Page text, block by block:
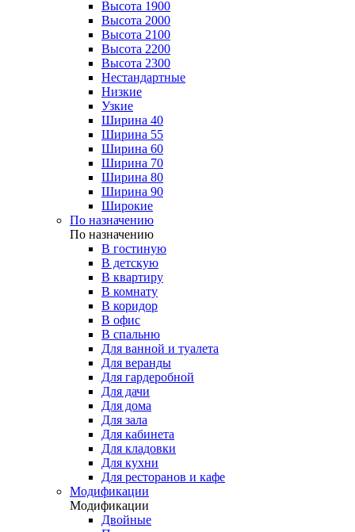
Высота 1900
Высота 2000
Высота 2100
Высота 2200
Высота 2300
Нестандартные
Низкие
Узкие
Ширина 40
Ширина 55
Ширина 60
Ширина 70
Ширина 80
Ширина 90
Широкие
По назначению
По назначению
В гостиную
В детскую
В квартиру
В комнату
В коридор
В офис
В спальню
Для ванной и туалета
Для веранды
Для гардеробной
Для дачи
Для дома
Для зала
Для кабинета
Для кладовки
Для кухни
Для ресторанов и кафе
Модификации
Модификации
Двойные